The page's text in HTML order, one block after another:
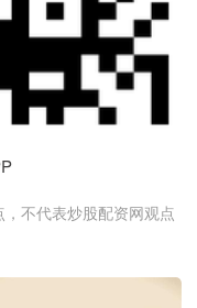
不代表炒股配资网观点